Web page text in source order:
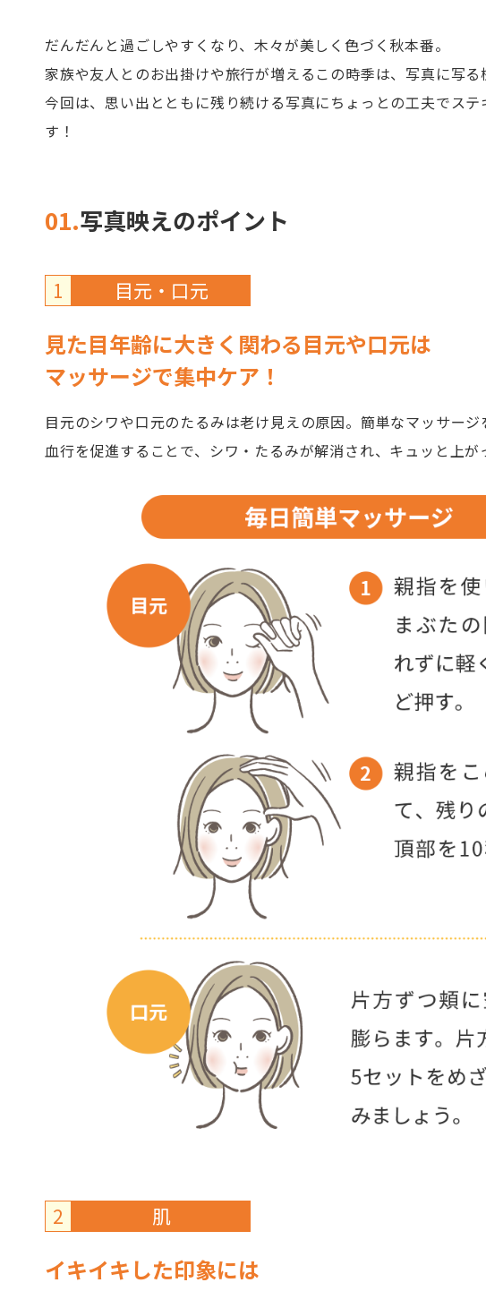
だんだんと過ごしやすくなり、木々が美しく色づく秋本番。
家族や友人とのお出掛けや旅行が増えるこの時季は、写真に写る
今回は、思い出とともに残り続ける写真にちょっとの工夫でス
す！
01.写真映えのポイント
1 目元・口元
見た目年齢に大きく関わる目元や口元は
マッサージで集中ケア！
目元のシワや口元のたるみは老け見えの原因。簡単なマッサー
血行を促進することで、シワ・たるみが解消され、キュッと上が
2 肌
イキイキした印象には